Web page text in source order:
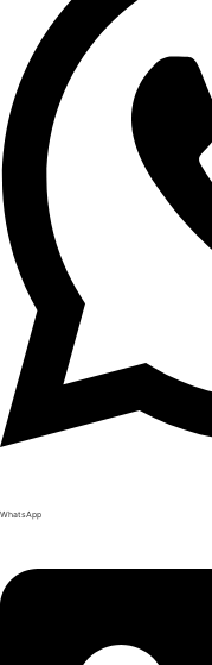
WhatsApp